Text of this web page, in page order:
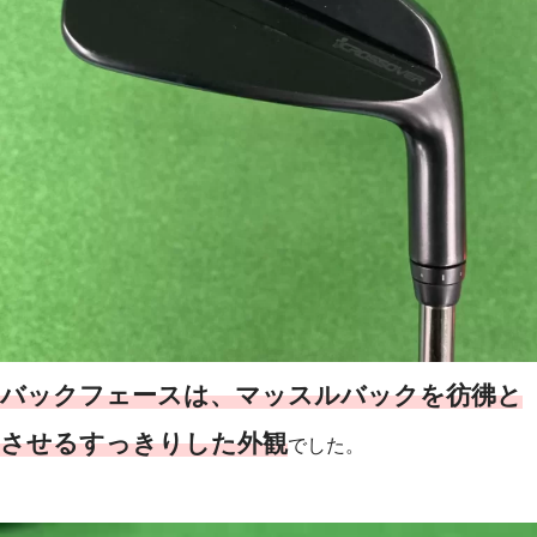
バックフェースは、マッスルバックを彷彿と
させるすっきりした外観でした。